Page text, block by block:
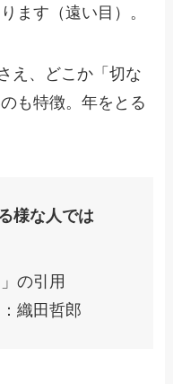
ます（遠い目）。
え、どこか「切な
も特徴。年をとる
様な人では
の引用
織田哲郎